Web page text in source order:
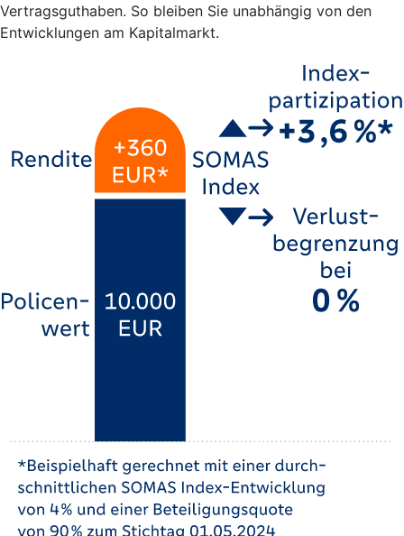
Vertragsguthaben. So bleiben Sie unabhängig von den
Entwicklungen am Kapitalmarkt.